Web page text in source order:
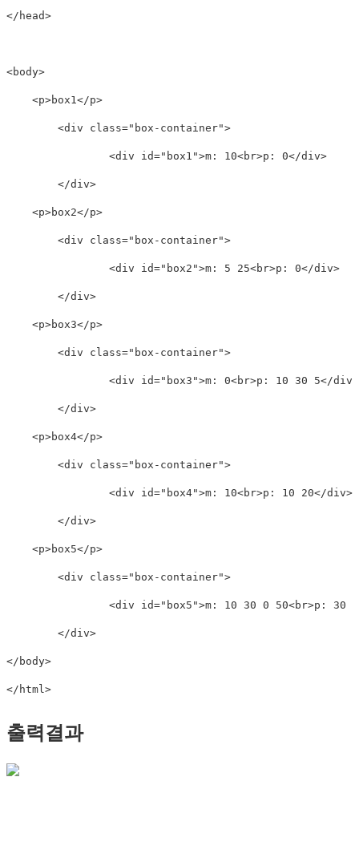
</ head>
<body>
<p>box1</p>
<div class=" box-container">
<div id=" box1 ">m: 10<br>p: 0</div>
</div>
<p>box2</p>
<div class=" box-container">
<div id=" box2 ">m: 5 25<br>p: 0</div>
</div>
<p>box3</p>
<div class=" box-container">
<div id=" box3 ">m: 0<br>p: 10 30 5</div
</div>
<p>box4</p>
<div class=" box-container">
<div id=" box4">m: 10<br>p: 10 20</div>
</div>
<p>box5</p>
<div class=" box-container">
<div id=" box5 ">m: 10 30 0 50<br>p: 30 0
</div>
</ body>
</ html>
출력결과